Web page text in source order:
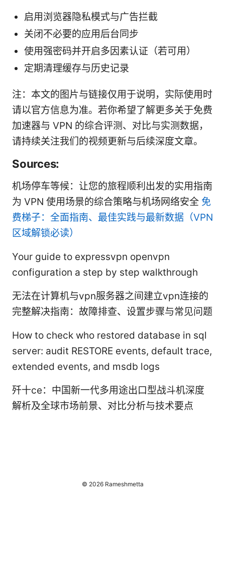
启用浏览器隐私模式与广告拦截
关闭不必要的应用后台同步
使用强密码并开启多因素认证（若可用）
定期清理缓存与历史记录
注：本文的图片与链接仅用于说明，实际使用时
请以官方信息为准。若你希望了解更多关于免费
加速器与 VPN 的综合评测、对比与实测数据，
请持续关注我们的视频更新与后续深度文章。
Sources:
机场停车等候：让您的旅程顺利出发的实用指南
为 VPN 使用场景的综合策略与机场网络安全 免
费梯子：全面指南、最佳实践与最新数据（VPN
区域解锁必读）
Your guide to expressvpn openvpn
configuration a step by step walkthrough
无法在计算机与vpn服务器之间建立vpn连接的
完整解决指南：故障排查、设置步骤与常见问题
How to check who restored database in sql
server: audit RESTORE events, default trace,
extended events, and msdb logs
歼十ce：中国新一代多用途出口型战斗机深度
解析及全球市场前景、对比分析与技术要点
© 2026 Rameshmetta